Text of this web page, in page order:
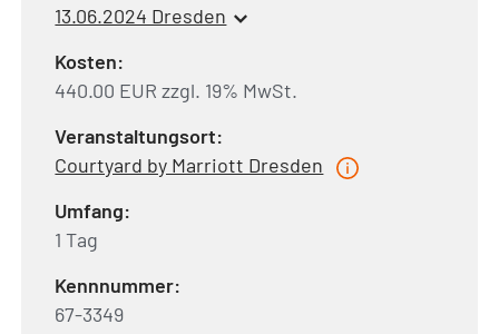
13.06.2024 Dresden
Kosten:
440.00 EUR zzgl. 19% MwSt.
Veranstaltungsort:
Courtyard by Marriott Dresden
Umfang:
1 Tag
Kennnummer:
67-3349